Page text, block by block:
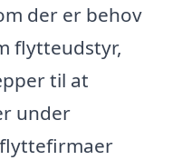
der er behov
flytteudstyr,
til at
under